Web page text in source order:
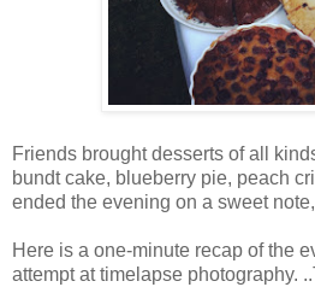
Friends brought desserts of all
bundt cake, blueberry pie, peach
ended the evening on a sweet
Here is a one-minute recap of the
attempt at timelapse photography.